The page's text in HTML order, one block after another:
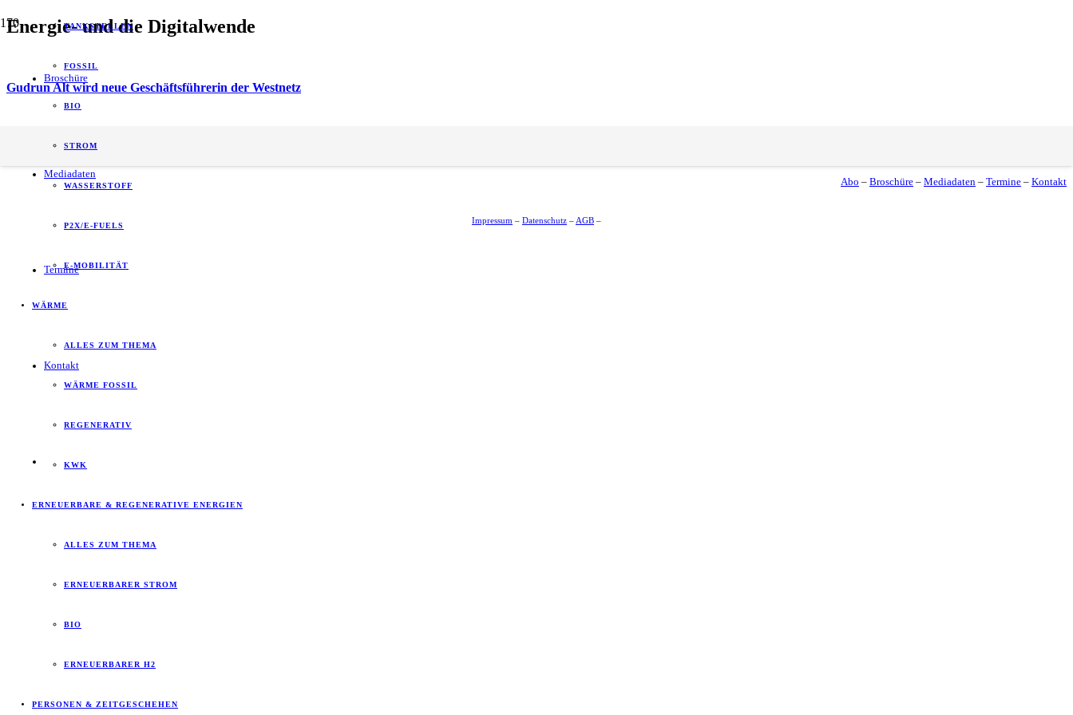
Broschüre
Mediadaten
Termine
Kontakt
TANKSTELLEN
FOSSIL
BIO
STROM
WASSERSTOFF
P2X/E-FUELS
E-MOBILITÄT
WÄRME
ALLES ZUM THEMA
WÄRME FOSSIL
REGENERATIV
KWK
ERNEUERBARE & REGENERATIVE ENERGIEN
ALLES ZUM THEMA
ERNEUERBARER STROM
BIO
ERNEUERBARER H2
PERSONEN & ZEITGESCHEHEN
Energie- und die Digitalwende
Gudrun Alt wird neue Geschäftsführerin der Westnetz
Abo – Broschüre – Mediadaten – Termine – Kontakt
Impressum – Datenschutz – AGB –